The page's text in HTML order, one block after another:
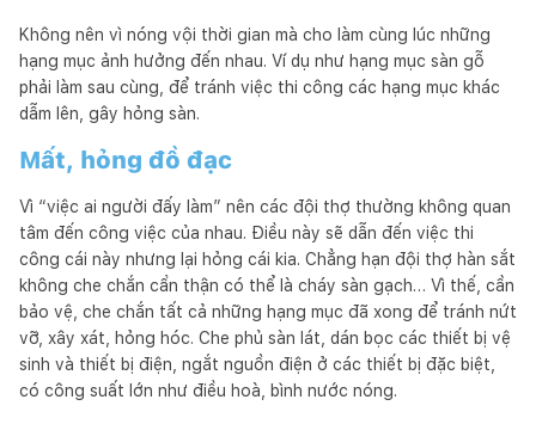
Không nên vì nóng vội thời gian mà cho làm cùng lúc những
hạng mục ảnh hưởng đến nhau. Ví dụ như hạng mục sàn gỗ
phải làm sau cùng, để tránh việc thi công các hạng mục khác
dẫm lên, gây hỏng sàn.
Mất, hỏng đồ đạc
Vì “việc ai người đấy làm” nên các đội thợ thường không quan
tâm đến công việc của nhau. Điều này sẽ dẫn đến việc thi
công cái này nhưng lại hỏng cái kia. Chẳng hạn đội thợ hàn sắt
không che chắn cẩn thận có thể là cháy sàn gạch… Vì thế, cần
bảo vệ, che chắn tất cả những hạng mục đã xong để tránh nứt
vỡ, xây xát, hỏng hóc. Che phủ sàn lát, dán bọc các thiết bị vệ
sinh và thiết bị điện, ngắt nguồn điện ở các thiết bị đặc biệt,
có công suất lớn như điều hoà, bình nước nóng.